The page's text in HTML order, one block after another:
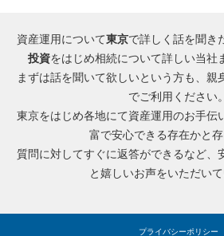
資産運用について東京で詳しく話を聞き
投資をはじめ相続について詳しい当社
まずは話を聞いて欲しいという方も、親
でご利用ください。
東京をはじめ各地にて資産運用のお手伝
富で安心できる存在かと存
質問に対してすぐに返答ができるなど、
と嬉しいお声をいただいて
プライバシーポリシー